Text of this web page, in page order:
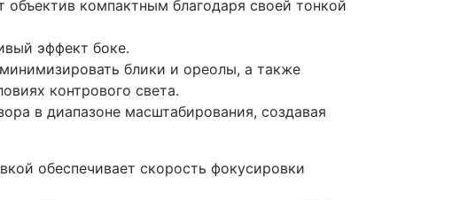
компактным благодаря своей тонкой
эффект боке.
блики и ореолы, а также
контрового света.
в диапазоне масштабирования, создавая
обеспечивает скорость фокусировки